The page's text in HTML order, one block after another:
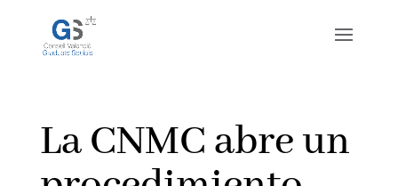
La CNMC abre un